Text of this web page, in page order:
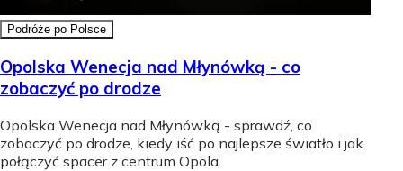
Podróże po Polsce
Opolska Wenecja nad Młynówką - co
zobaczyć po drodze
Opolska Wenecja nad Młynówką - sprawdź, co
zobaczyć po drodze, kiedy iść po najlepsze światło i jak
połączyć spacer z centrum Opola.